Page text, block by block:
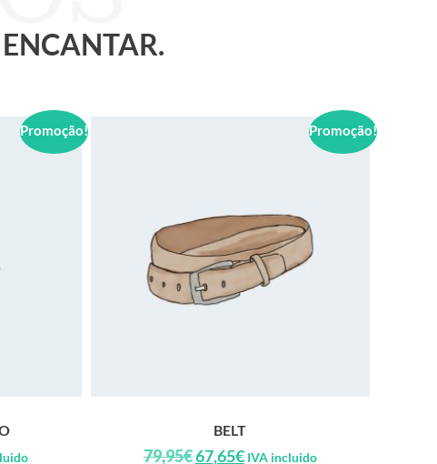
Promoção! Promoção!
BELT
79,95€67,65€ IVA incluido